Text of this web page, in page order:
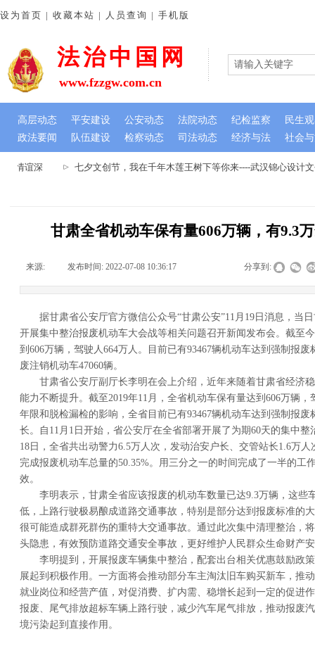
情谊深 七夕文创节，我在千年木莲王树下等你来----武汉锦心设计文
法治中国网
政法要闻 队伍建设 检察动态 司法动态 经济与法 社会
设为首页 | 收藏本站 | 人员查询 | 手机版
www.fzzgw.com.cn
高层动态 平安建设 公安动态 法院动态 纪检监察 民生
甘肃全省机动车保有量606万辆，有9.3
来源: 发布时间: 2022-07-08 10:36:17 分享到:
据甘肃省公安厅官方微信公众号“甘肃公安”11月19日消息，当
开展集中整治报废机动车大会战等相关问题召开新闻发布会。截至
到606万辆，驾驶人664万人。目前已有93467辆机动车达到强制报
废注销机动车47060辆。
甘肃省公安厅副厅长李明在会上介绍，近年来随着甘肃省经济
能力不断提升。截至2019年11月，全省机动车保有量达到606万辆
年限和脱检漏检的影响，全省目前已有93467辆机动车达到强制报
长。自11月1日开始，省公安厅在全省部署开展了为期60天的集中
18日，全省共出动警力6.5万人次，发动治安户长、交管站长1.6万人
完成报废机动车总量的50.35%。用三分之一的时间完成了一半的工
效。
李明表示，甘肃全省应该报废的机动车数量已达9.3万辆，这些
低，上路行驶极易酿成道路交通事故，特别是部分达到报废标准的
很可能造成群死群伤的重特大交通事故。通过此次集中清理整治，
头隐患，有效预防道路交通安全事故，更好维护人民群众生命财产
李明提到，开展报废车辆集中整治，配套出台相关优惠鼓励政
展起到积极作用。一方面将会推动部分车主淘汰旧车购买新车，推
就业岗位和经营产值，对促消费、扩内需、稳增长起到一定的促进
报废、尾气排放超标车辆上路行驶，减少汽车尾气排放，推动报废
境污染起到直接作用。